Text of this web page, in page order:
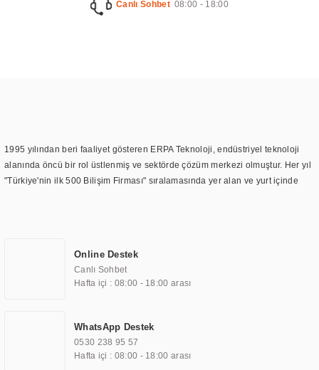
Canlı Sohbet 08:00 - 18:00
1995 yılından beri faaliyet gösteren ERPA Teknoloji, endüstriyel teknoloji
alanında öncü bir rol üstlenmiş ve sektörde çözüm merkezi olmuştur. Her yıl
"Türkiye'nin ilk 500 Bilişim Firması" sıralamasında yer alan ve yurt içinde
TOCHI markası altında kendi ürettiği ürünlerde kullanmıştır. Günümüzde
TOCHI; videowall, digital signage, kiosk, totem, akıllı durak ekranı, araç içi
ekran, asansör ekranı, digital menüboard, marin ekran, medikal ekran,
ekranları, endüstriyel ekranlar, kapı önü bilgi ekranları, panel PC,
endüstriyel Panel PC, mini PC, endüstriyel mini PC ve akıllı bina sistemleri
gibi çözümleri 4.5" ile 110” boyutları arasında üretebilirken, ayrıca standart
Online Destek
Canlı Sohbet
Hafta içi : 08:00 - 18:00 arası
WhatsApp Destek
0530 238 95 57
Hafta içi : 08:00 - 18:00 arası